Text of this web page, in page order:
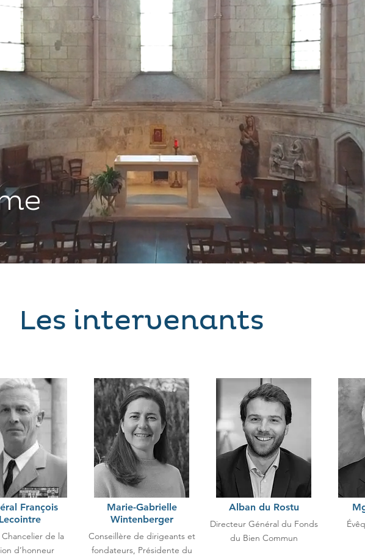
Les intervenants
François
Lecointre
de la
d’honneur
Marie-Gabrielle
Wintenberger
Conseillère de dirigeants et
fondateurs, Présidente du
Alban du Rostu
Directeur Général du Fonds
du Bien Commun